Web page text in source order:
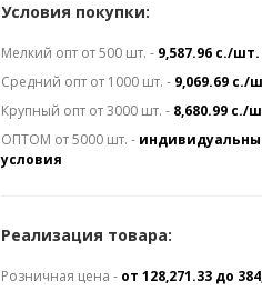
Условия покупки:
Мелкий опт от 500 шт. - 9,587.96 с./шт.
Средний опт от 1000 шт. - 9,069.69 с./
Крупный опт от 3000 шт. - 8,680.99 с./
ОПТОМ от 5000 шт. -
условия
Реализация товара:
Розничная цена - от 128,271.33 до